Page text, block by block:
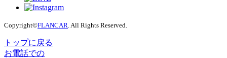
Copyright©FLANCAR . All Rights Reserved.
トップに戻る
お電話での